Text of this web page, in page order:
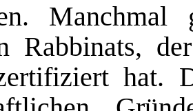
Rabbinats,
hat.